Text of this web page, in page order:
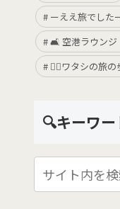
ーええ旅でした
🛋 空港ラウンジ
🚶‍♀️ワタシの旅
🔍キーワ